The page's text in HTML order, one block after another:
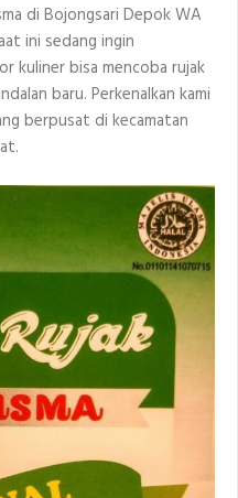
di Bojongsari Depok WA
ini sedang ingin
kuliner bisa mencoba rujak
baru. Perkenalkan kami
berpusat di kecamatan